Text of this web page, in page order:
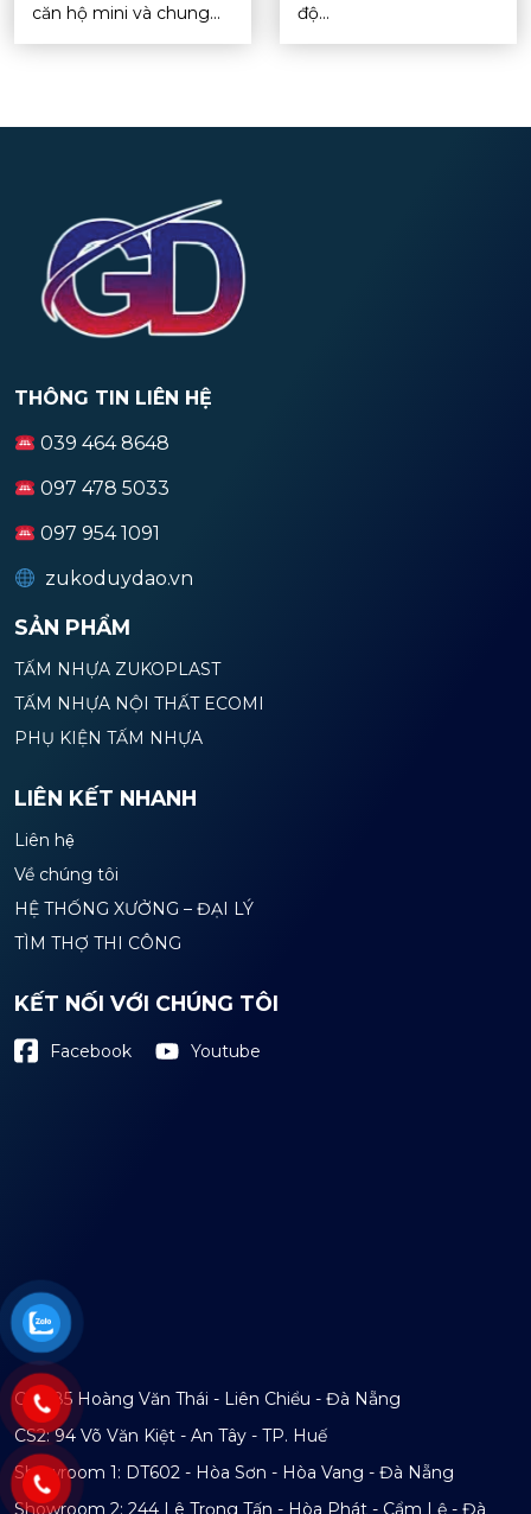
căn hộ mini và chung...
độ...
THÔNG TIN LIÊN HỆ
039 464 8648
097 478 5033
097 954 1091
zukoduydao.vn
SẢN PHẨM
TẤM NHỰA ZUKOPLAST
TẤM NHỰA NỘI THẤT ECOMI
PHỤ KIỆN TẤM NHỰA
LIÊN KẾT NHANH
Liên hệ
Về chúng tôi
HỆ THỐNG XƯỞNG – ĐẠI LÝ
TÌM THỢ THI CÔNG
KẾT NỐI VỚI CHÚNG TÔI
Facebook Youtube
CS1: 85 Hoàng Văn Thái - Liên Chiểu - Đà Nẵng
CS2: 94 Võ Văn Kiệt - An Tây - TP. Huế
Showroom 1: DT602 - Hòa Sơn - Hòa Vang - Đà Nẵng
Showroom 2: 244 Lê Trọng Tấn - Hòa Phát - Cẩm Lệ - Đà